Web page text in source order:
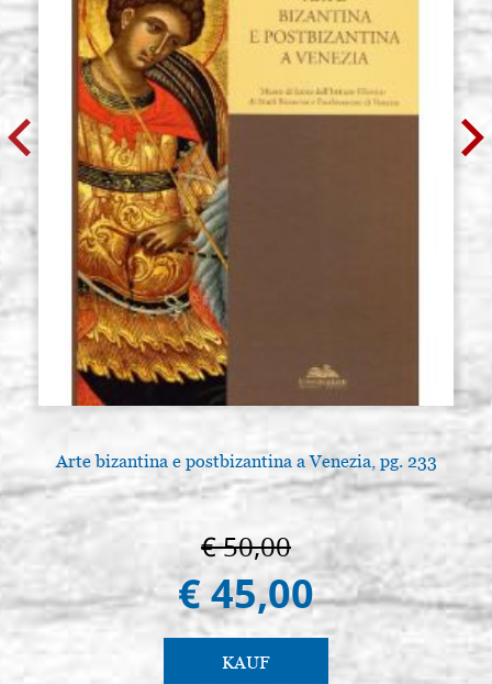
Arte bizantina e postbizantina a Venezia, pg. 233
€ 50,00
€ 45,00
KAUF